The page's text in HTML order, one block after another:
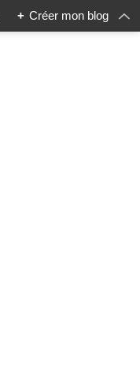
+ Créer mon blog